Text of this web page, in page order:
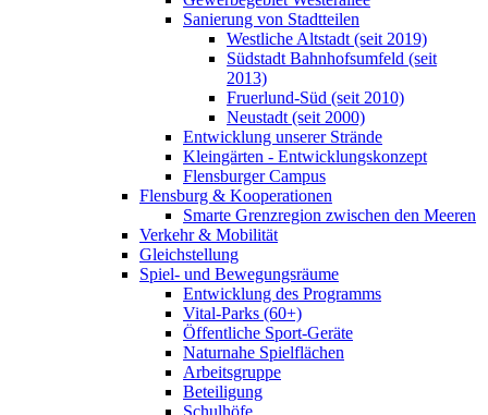
Sanierung von Stadtteilen
Westliche Altstadt (seit 2019)
Südstadt Bahnhofsumfeld (seit
2013)
Fruerlund-Süd (seit 2010)
Neustadt (seit 2000)
Entwicklung unserer Strände
Kleingärten - Entwicklungskonzept
Flensburger Campus
Flensburg & Kooperationen
Smarte Grenzregion zwischen den Meeren
Verkehr & Mobilität
Gleichstellung
Spiel- und Bewegungsräume
Entwicklung des Programms
Vital-Parks (60+)
Öffentliche Sport-Geräte
Naturnahe Spielflächen
Arbeitsgruppe
Beteiligung
Schulhöfe